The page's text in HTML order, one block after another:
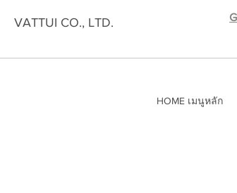
VATTUI CO., LTD.
HOME เมนูหลัก